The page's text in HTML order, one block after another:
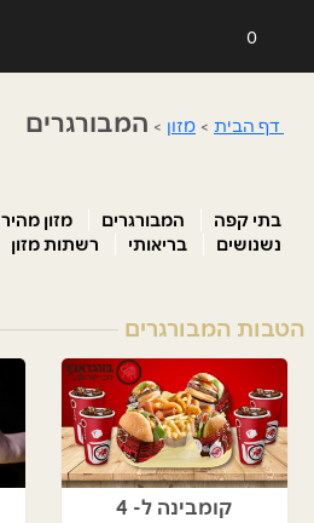
0
דף הבית > מזון > המבורגרים
בתי קפה המבורגרים מזון מהיר
נשנושים
בריאותי רשתות מזון
הטבות המבורגרים
קומבינה ל- 4